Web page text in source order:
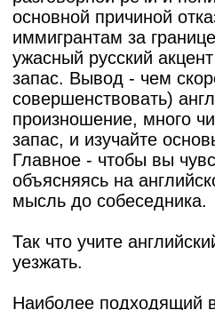
основной причиной
иммигрантам за
ужасный русский
запас. Вывод - чем
совершенствовать)
произношение, много
запас, и изучайте
Главное - чтобы вы
объясняясь на
мысль до собеседника.
Так что учите
уезжать.
Наиболее подходящий